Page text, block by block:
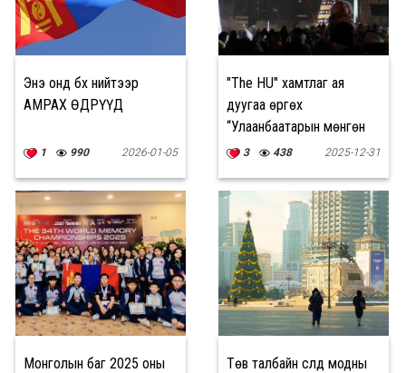
Энэ онд бүх нийтээр
АМРАХ ӨДРҮҮД
1 990 2026-01-05
"The HU" хамтлаг ая
дуугаа өргөх
“Улаанбаатарын мөнгөн
шөнө” 21:00 цагт эхэлнэ
3 438 2025-12-31
Монголын баг 2025 оны
Төв талбайн сүлд модны